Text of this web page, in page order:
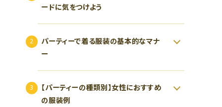
ードに気をつけよう
パーティーで着る服装の基本的なマナ
ー
【パーティーの種類別】女性におすすめ
の服装例